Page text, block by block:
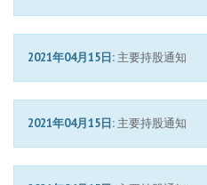
2021年04月15日: 主要持股通知
2021年04月15日: 主要持股通知